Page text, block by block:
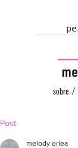
sobre /
Post
melody erlea